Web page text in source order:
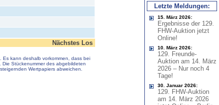
Nächstes Los
Es kann deshalb vorkommen, dass bei
Stückenummer des abgebildeten
Wertpapiers abweichen.
Letzte Meldungen:
15. März 2026:
Ergebnisse der 129.
FHW-Auktion jetzt
Online!
10. März 2026:
129. Freunde-
Auktion am 14. März
2026 – Nur noch 4
Tage!
30. Januar 2026:
129. FHW-Auktion
am 14. März 2026